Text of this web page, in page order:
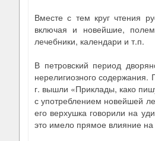
Вместе с тем круг чтения
включая и новейшие,
лечебники, календари и т.п.
В петровский период
нерелигиозного содержания.
г. вышли «Приклады, како
с употреблением новейшей
его верхушка говорили на
это имело прямое влияние на